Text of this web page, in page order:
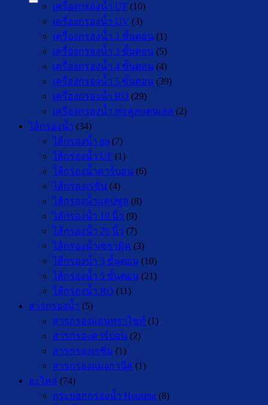
เครื่องกรองน้ำ UF (10)
เครื่องกรองน้ำ UV (3)
เครื่องกรองน้ำ 2 ขั้นตอน (1)
เครื่องกรองน้ำ 3 ขั้นตอน (5)
เครื่องกรองน้ำ 4 ขั้นตอน (4)
เครื่องกรองน้ำ 5 ขั้นตอน (39)
เครื่องกรองน้ำ RO (29)
เครื่องกรองน้ำ ท่อคู่สแตนเลส (2)
ไส้กรองน้ำ (34)
ไส้กรองน้ำ pp (7)
ไส้กรองน้ำ UF (1)
ไส้กรองน้ำคาร์บอน (6)
ไส้กรองเรซิ่น (4)
ไส้กรองน้ำแคปซูล (8)
ไส้กรองน้ำ 10 นิ้ว (9)
ไส้กรองน้ำ 20 นิ้ว (7)
ไส้กรองน้ำเซรามิค (3)
ไส้กรองน้ำ 3 ขั้นตอน (10)
ไส้กรองน้ำ 5 ขั้นตอน (21)
ไส้กรองน้ำ RO (11)
สารกรองน้ำ (5)
สารกรองแอนทราไซท์ (1)
สารกรองคาร์บอน (2)
สารกรองเรซิ่น (1)
สารกรองแมงกานีส (1)
อะไหล่ (74)
กระบอกกรองน้ำ Housing (8)